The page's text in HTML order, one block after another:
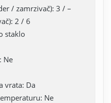
/ zamrzivač): 3 / –
2 / 6
staklo
Ne
vrata: Da
Ne